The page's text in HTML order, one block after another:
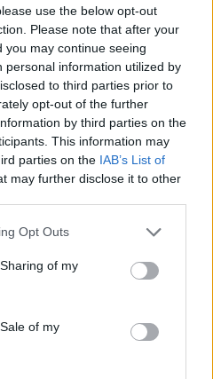
use the below opt-out
Please note that after your
may continue seeing
personal information utilized by
to third parties prior to
opt-out of the further
by third parties on the
This information may
parties on the IAB’s List of
may further disclose it to other
Opt Outs
of my
of my